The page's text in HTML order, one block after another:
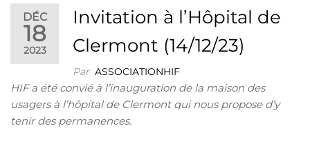
DÉC
18
2023
Invitation à l’Hôpital de
Clermont (14/12/23)
Par ASSOCIATIONHIF
HIF a été convié à l’inauguration de la maison des
usagers à l’hôpital de Clermont qui nous propose d’y
tenir des permanences.